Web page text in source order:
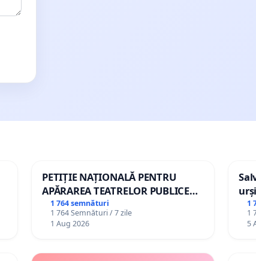
PETIȚIE NAȚIONALĂ PENTRU
APĂRAREA TEATRELOR PUBLICE
DE REPERTORIU DIN ROMÂNIA
1 764 semnături
1 764 Semnături / 7 zile
1 Aug 2026
1
1
5